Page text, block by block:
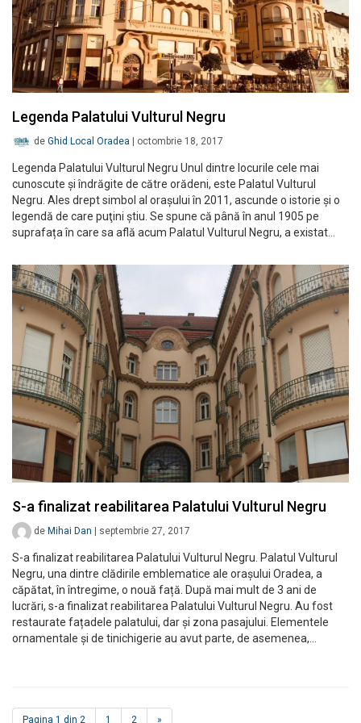
Legenda Palatului Vulturul Negru
de Ghid Local Oradea octombrie 18, 2017
Legenda Palatului Vulturul Negru Unul dintre locurile cele mai
cunoscute şi îndrăgite de către orădeni, este Palatul Vulturul
Negru. Ales drept simbol al orașului în 2011, ascunde o istorie şi o
legendă de care puţini ştiu. Se spune că până în anul 1905 pe
suprafața în care sa află acum Palatul Vulturul Negru, a existat…
S-a finalizat reabilitarea Palatului Vulturul Negru
de Mihai Dan septembrie 27, 2017
S-a finalizat reabilitarea Palatului Vulturul Negru. Palatul Vulturul
Negru, una dintre clădirile emblematice ale orașului Oradea, a
căpătat, în întregime, o nouă față. După mai mult de 3 ani de
lucrări, s-a finalizat reabilitarea Palatului Vulturul Negru. Au fost
restaurate fațadele palatului, dar și zona pasajului. Elementele
ornamentale și de tinichigerie au avut parte, de asemenea,…
Pagina 1 din 2 1 2 »